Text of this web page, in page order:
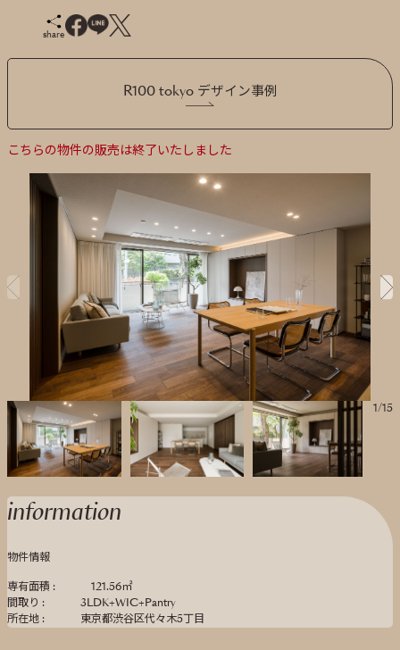
share
R100 tokyo デザイン事例
こちらの物件の販売は終了いたしました
1/15
information
物件情報
専有面積 :
121.56㎡
間取り :
3LDK+WIC+Pantry
所在地 :
東京都渋谷区代々木5丁目